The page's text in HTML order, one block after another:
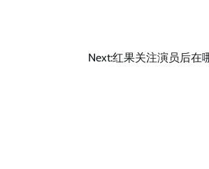
Next:红果关注演员后在